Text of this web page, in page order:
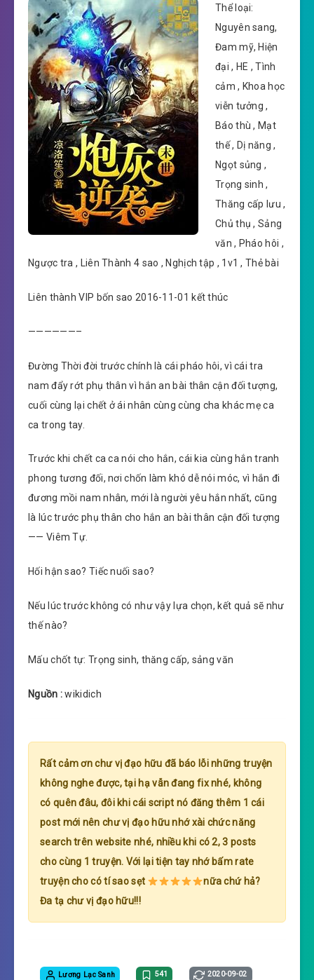
Thể loại:
Nguyên sang,
Đam mỹ, Hiện
đại , HE , Tình
cảm , Khoa học
viễn tưởng ,
Báo thù , Mạt
thế , Dị năng ,
Ngọt sủng ,
Trọng sinh ,
Thăng cấp lưu ,
Chủ thụ , Sảng
văn , Pháo hôi ,
Ngược tra , Liên Thành 4 sao , Nghịch tập , 1v1 , Thẻ bài
Liên thành VIP bốn sao 2016-11-01 kết thúc
——————–
Đường Thời đời trước chính là cái pháo hôi, vì cái tra
nam đẩy rớt phụ thân vì hắn an bài thân cận đối tượng,
cuối cùng lại chết ở ái nhân cùng cùng cha khác mẹ ca
ca trong tay.
Trước khi chết ca ca nói cho hắn, cái kia cùng hắn tranh
phong tương đối, nơi chốn làm khó dễ nói móc, vì hắn đi
đương mồi nam nhân, mới là người yêu hắn nhất, cũng
là lúc trước phụ thân cho hắn an bài thân cận đối tượng
—— Viêm Tự.
Hối hận sao? Tiếc nuối sao?
Nếu lúc trước không có như vậy lựa chọn, kết quả sẽ như
thế nào?
Mấu chốt tự: Trọng sinh, thăng cấp, sảng văn
Nguồn :wikidich
Rất cảm ơn chư vị đạo hữu đã báo lỗi những truyện
không nghe được, tại hạ vẫn đang fix nhé, không
có quên đâu, đôi khi cái script nó đăng thêm 1 cái
post mới nên chư vị đạo hữu nhớ xài chức năng
search trên website nhé, nhiều khi có 2, 3 posts
cho cùng 1 truyện. Với lại tiện tay nhớ bấm rate
truyện cho có tí sao sẹt
nữa chứ hả?
Đa tạ chư vị đạo hữu!!!
Lương Lạc Sanh 541 2020-09-02